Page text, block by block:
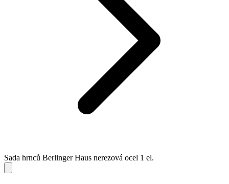
Sada hrnců Berlinger Haus nerezová ocel 1 el.